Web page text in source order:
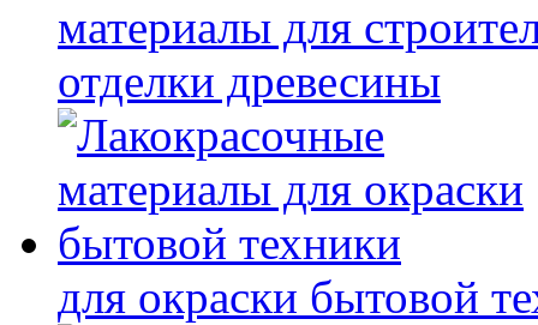
материалы для
отделки древесины
для окраски бытовой